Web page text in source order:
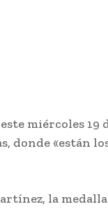
miércoles
donde «están
la